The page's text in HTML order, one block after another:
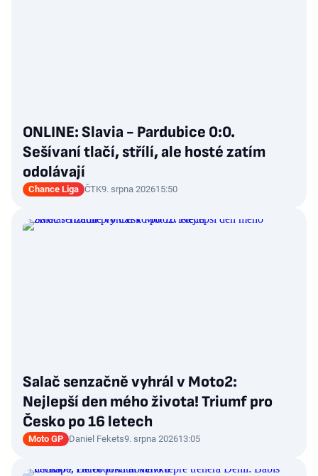
ONLINE: Slavia - Pardubice 0:0.
Sešívaní tlačí, střílí, ale hosté zatím
odolávají
Chance Liga ČTK9. srpna 202615:50
Salač senzačně vyhrál v Moto2:
Nejlepší den mého života! Triumf pro
Česko po 16 letech
Moto GP Daniel Fekets9. srpna 202613:05